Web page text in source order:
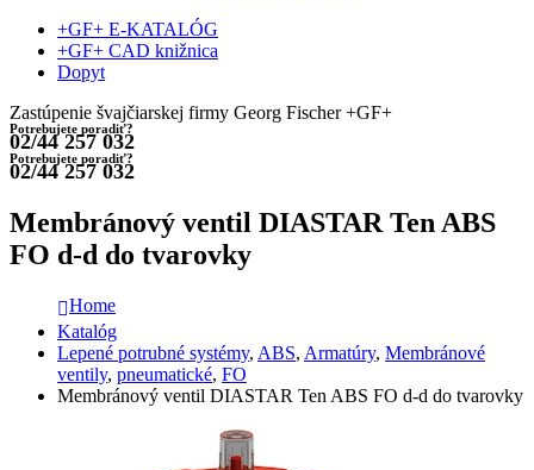
+GF+ E-KATALÓG
+GF+ CAD knižnica
Dopyt
Zastúpenie švajčiarskej firmy Georg Fischer +GF+
Potrebujete poradiť?
02/44 257 032
Potrebujete poradiť?
02/44 257 032
Membránový ventil DIASTAR Ten ABS
FO d-d do tvarovky
Home
Katalóg
Lepené potrubné systémy, ABS, Armatúry, Membránové
ventily, pneumatické, FO
Membránový ventil DIASTAR Ten ABS FO d-d do tvarovky